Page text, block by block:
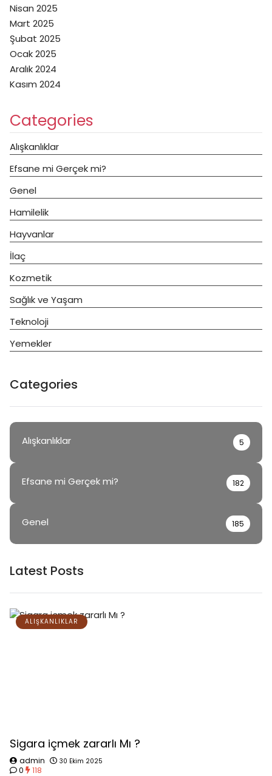
Nisan 2025
Mart 2025
Şubat 2025
Ocak 2025
Aralık 2024
Kasım 2024
Categories
Alışkanlıklar
Efsane mi Gerçek mi?
Genel
Hamilelik
Hayvanlar
İlaç
Kozmetik
Sağlık ve Yaşam
Teknoloji
Yemekler
Categories
Alışkanlıklar 5
Efsane mi Gerçek mi? 182
Genel 185
Latest Posts
ALIŞKANLIKLAR
Sigara içmek zararlı Mı ?
admin 30 Ekim 2025
0 118